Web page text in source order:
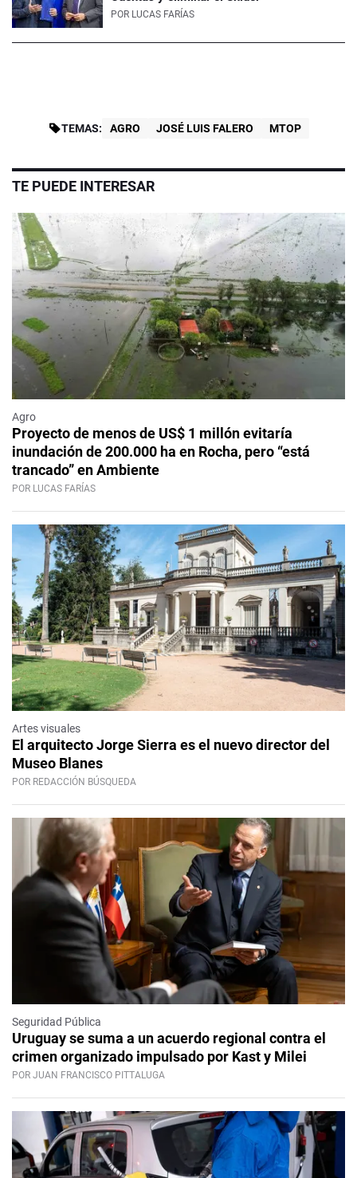
POR LUCAS FARÍAS
TEMAS: AGRO JOSÉ LUIS FALERO MTOP
TE PUEDE INTERESAR
Agro
Proyecto de menos de US$ 1 millón evitaría
inundación de 200.000 ha en Rocha, pero “está
trancado” en Ambiente
POR LUCAS FARÍAS
Artes visuales
El arquitecto Jorge Sierra es el nuevo director del
Museo Blanes
POR REDACCIÓN BÚSQUEDA
Seguridad Pública
Uruguay se suma a un acuerdo regional contra el
crimen organizado impulsado por Kast y Milei
POR JUAN FRANCISCO PITTALUGA